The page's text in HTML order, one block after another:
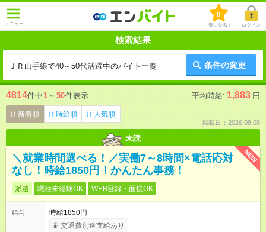
メニュー
0
気になる！ ログイン
検索結果
ＪＲ山手線で40～50代活躍中のバイト一覧 条件の変更
4814件中1 ～ 50件表示 平均時給: 1,883 円
新着順 時給順 人気順
掲載日：2026.08.08
未読
NEW
＼就業時間選べる！／実働7～8時間×電話応対
なし！時給1850円！かんたん事務！
派遣 職種未経験OK WEB登録・面接OK
給与
時給1850円
交通費別途支給あり